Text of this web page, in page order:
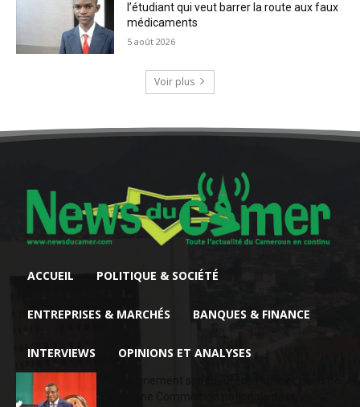
l’étudiant qui veut barrer la route aux faux
médicaments
5 août 2026
Voir plus
ACCUEIL POLITIQUE & SOCIÉTÉ
ENTREPRISES & MARCHÉS BANQUES & FINANCE
INTERVIEWS OPINIONS ET ANALYSES